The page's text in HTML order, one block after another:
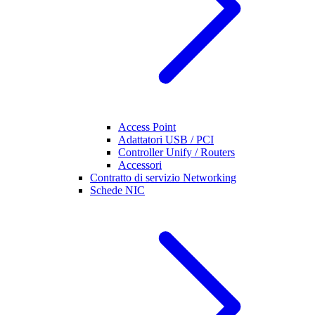
Access Point
Adattatori USB / PCI
Controller Unify / Routers
Accessori
Contratto di servizio Networking
Schede NIC